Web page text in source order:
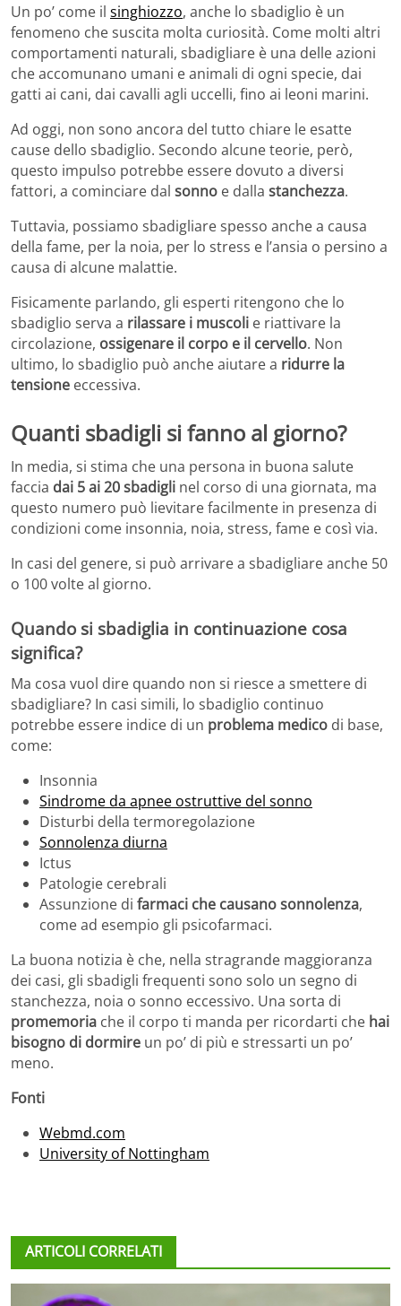
Un po’ come il singhiozzo, anche lo sbadiglio è un
fenomeno che suscita molta curiosità. Come molti altri
comportamenti naturali, sbadigliare è una delle azioni
che accomunano umani e animali di ogni specie, dai
gatti ai cani, dai cavalli agli uccelli, fino ai leoni marini.
Ad oggi, non sono ancora del tutto chiare le esatte
cause dello sbadiglio. Secondo alcune teorie, però,
questo impulso potrebbe essere dovuto a diversi
fattori, a cominciare dal sonno e dalla stanchezza.
Tuttavia, possiamo sbadigliare spesso anche a causa
della fame, per la noia, per lo stress e l’ansia o persino a
causa di alcune malattie.
Fisicamente parlando, gli esperti ritengono che lo
sbadiglio serva a rilassare i muscoli e riattivare la
circolazione, ossigenare il corpo e il cervello. Non
ultimo, lo sbadiglio può anche aiutare a ridurre la
tensione eccessiva.
Quanti sbadigli si fanno al giorno?
In media, si stima che una persona in buona salute
faccia dai 5 ai 20 sbadigli nel corso di una giornata, ma
questo numero può lievitare facilmente in presenza di
condizioni come insonnia, noia, stress, fame e così via.
In casi del genere, si può arrivare a sbadigliare anche 50
o 100 volte al giorno.
Quando si sbadiglia in continuazione cosa
significa?
Ma cosa vuol dire quando non si riesce a smettere di
sbadigliare? In casi simili, lo sbadiglio continuo
potrebbe essere indice di un problema medico di base,
come:
Insonnia
Sindrome da apnee ostruttive del sonno
Disturbi della termoregolazione
Sonnolenza diurna
Ictus
Patologie cerebrali
Assunzione di farmaci che causano sonnolenza,
come ad esempio gli psicofarmaci.
La buona notizia è che, nella stragrande maggioranza
dei casi, gli sbadigli frequenti sono solo un segno di
stanchezza, noia o sonno eccessivo. Una sorta di
promemoria che il corpo ti manda per ricordarti che hai
bisogno di dormire un po’ di più e stressarti un po’
meno.
Fonti
Webmd.com
University of Nottingham
ARTICOLI CORRELATI